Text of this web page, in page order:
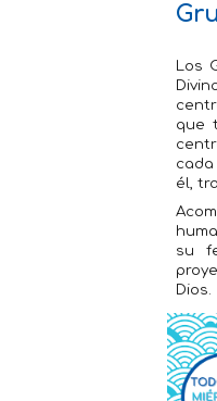
Los
que
él,
su
Dios.